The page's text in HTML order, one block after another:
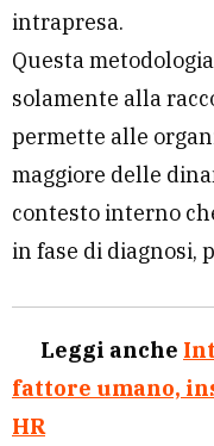
intrapresa.
Questa
solamente alla
permette alle
maggiore delle
contesto interno
in fase di diagnosi,
Leggi anche
fattore umano,
HR